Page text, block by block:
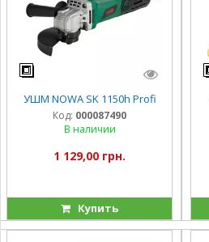
УШМ NOWA SK 1150h Profi
Код: 000087490
В наличии
1 129,00 грн.
Купить